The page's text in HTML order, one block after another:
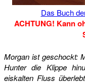
Das Buch
ACHTUNG! Kann
Morgan ist geschockt:
Hunter die Klippe
eiskalten Fluss